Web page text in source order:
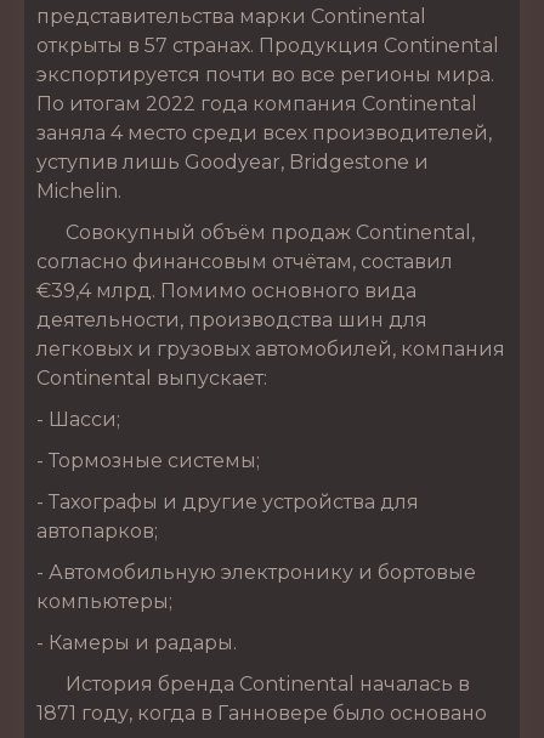
представительства марки Continental
открыты в 57 странах. Продукция Continental
экспортируется почти во все регионы мира.
По итогам 2022 года компания Continental
заняла 4 место среди всех производителей,
уступив лишь Goodyear, Bridgestone и
Michelin.
Совокупный объём продаж Continental,
согласно финансовым отчётам, составил
€39,4 млрд. Помимо основного вида
деятельности, производства шин для
легковых и грузовых автомобилей, компания
Continental выпускает:
- Шасси;
- Тормозные системы;
- Тахографы и другие устройства для
автопарков;
- Автомобильную электронику и бортовые
компьютеры;
- Камеры и радары.
История бренда Continental началась в
1871 году, когда в Ганновере было основано